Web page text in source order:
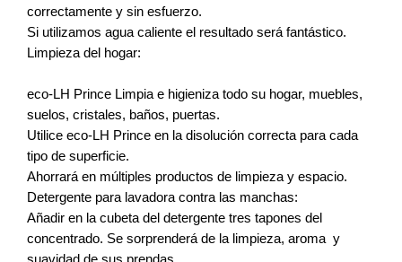
correctamente y sin esfuerzo.
Si utilizamos agua caliente el resultado será fantástico.
Limpieza del hogar:
eco-LH Prince Limpia e higieniza todo su hogar, muebles,
suelos, cristales, baños, puertas.
Utilice eco-LH Prince en la disolución correcta para cada
tipo de superficie.
Ahorrará en múltiples productos de limpieza y espacio.
Detergente para lavadora contra las manchas:
Añadir en la cubeta del detergente tres tapones del
concentrado. Se sorprenderá de la limpieza, aroma y